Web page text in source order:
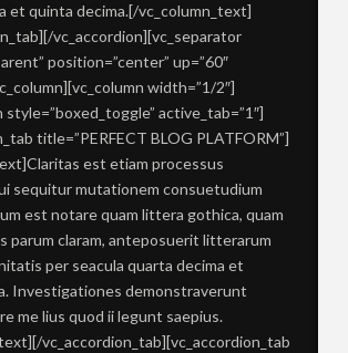
et quinta decima.[/vc_column_text]
vc_accordion][vc_separator
position=”center” up=”60″
width=”1/2″]
style=”boxed_toggle” active_tab=”1″]
title=”PERFECT BLOG PLATFORM”]
est etiam processus
sequitur mutationem consuetudium
est notare quam littera gothica, quam
parum claram, anteposuerit litterarum
per seacula quarta decima et
Investigationes demonstraverunt
me lius quod ii legunt saepius.
vc_accordion_tab][vc_accordion_tab